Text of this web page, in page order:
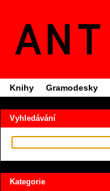
Knihy Gramodesky
Vyhledávání
Kategorie